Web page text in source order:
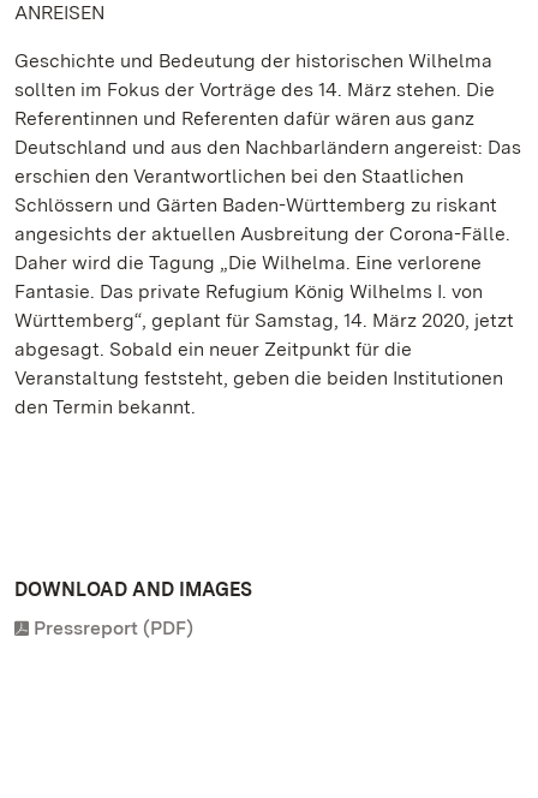
ANREISEN
Geschichte und Bedeutung der historischen Wilhelma
sollten im Fokus der Vorträge des 14. März stehen. Die
Referentinnen und Referenten dafür wären aus ganz
Deutschland und aus den Nachbarländern angereist: Das
erschien den Verantwortlichen bei den Staatlichen
Schlössern und Gärten Baden-Württemberg zu riskant
angesichts der aktuellen Ausbreitung der Corona-Fälle.
Daher wird die Tagung „Die Wilhelma. Eine verlorene
Fantasie. Das private Refugium König Wilhelms I. von
Württemberg“, geplant für Samstag, 14. März 2020, jetzt
abgesagt. Sobald ein neuer Zeitpunkt für die
Veranstaltung feststeht, geben die beiden Institutionen
den Termin bekannt.
DOWNLOAD AND IMAGES
Pressreport (PDF)